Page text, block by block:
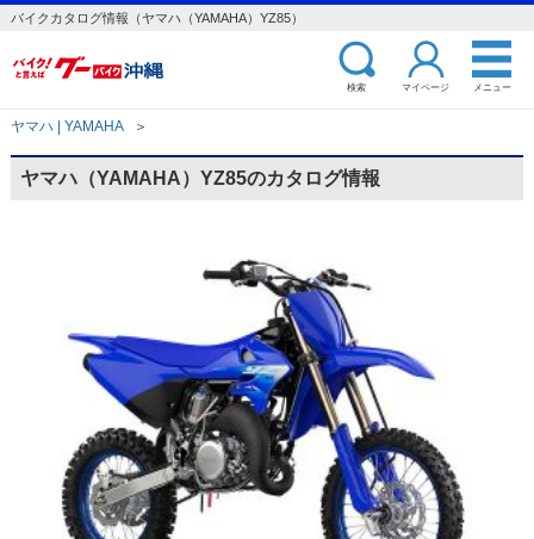
バイクカタログ情報（ヤマハ（YAMAHA）YZ85）
検索 マイページ メニュー
ヤマハ | YAMAHA ＞
ヤマハ（YAMAHA）YZ85のカタログ情報